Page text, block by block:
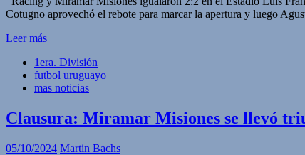
Cotugno aprovechó el rebote para marcar la apertura y luego
Leer más
1era. División
futbol uruguayo
mas noticias
Clausura: Miramar Misiones se llevó
05/10/2024 Martin Bachs